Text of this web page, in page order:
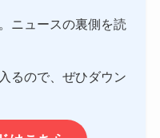
ニュースの裏側を読
るので、ぜひダウン